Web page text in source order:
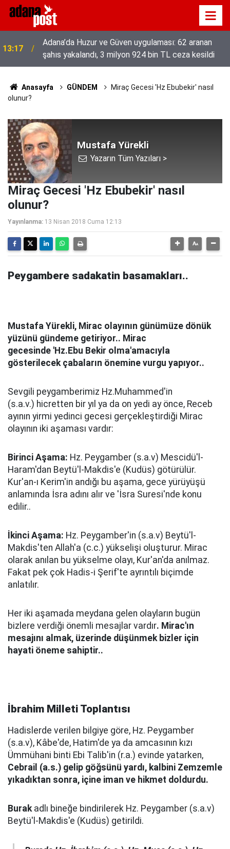
13:17
Adana’da Huzur ve Güven uygulaması: 62 aranan
şahıs yakalandı, 3 milyon 924 bin TL ceza kesildi
Anasayfa GÜNDEM
Miraç Gecesi 'Hz Ebubekir' nasıl
olunur?
Mustafa Yürekli
Yazarın Tüm Yazıları >
Miraç Gecesi 'Hz Ebubekir' nasıl
olunur?
Yayınlanma: 13 Nisan 2018 Cuma 12:13
Peygambere sadakatin basamakları..
Mustafa Yürekli, Mirac olayının günümüze dönük
yüzünü gündeme getiriyor.. Mirac
gecesinde 'Hz.Ebu Bekir olma'amacıyla
gösterilecek çabaların önemine vurgu yapıyor..
Sevgili peygamberimiz Hz.Muhammed'in
(s.a.v.) hicretten bir yıl ya da on yedi ay önce, Receb
ayının yirmi yedinci gecesi gerçekleştirdiği Mirac
olayının iki aşaması vardır:
Birinci Aşama: Hz. Peygamber (s.a.v) Mescidü'l-
Haram'dan Beytü'l-Makdis'e (Kudüs) götürülür.
Kur'an-ı Kerim'in andığı bu aşama, gece yürüyüşü
anlamında İsra adını alır ve 'İsra Suresi'nde konu
edilir..
İkinci Aşama: Hz. Peygamber'in (s.a.v) Beytü'l-
Makdis'ten Allah'a (c.c.) yükselişi oluşturur. Mirac
olarak anılan bu yükselme olayı, Kur'an'da anılmaz.
Fakat pek çok Hadis-i Şerif'te ayrıntılı biçimde
anlatılır.
Her iki aşamada meydana gelen olayların bugün
bizlere verdiği önemli mesajlar vardır. Mirac'ın
mesajını almak, üzerinde düşünmek bizler için
hayati öneme sahiptir..
İbrahim Milleti Toplantısı
Hadislerde verilen bilgiye göre, Hz. Peygamber
(s.a.v), Kâbe'de, Hatim'de ya da amcasının kızı
Ümmühani binti Ebi Talib'in (r.a.) evinde yatarken,
Cebrail (a.s.) gelip göğsünü yardı, kalbini Zemzemle
yıkadıktan sonra, içine iman ve hikmet doldurdu.
Burakadlı bineğe bindirilerek Hz. Peygamber (s.a.v)
Beytü'l-Makdis'e (Kudüs) getirildi.